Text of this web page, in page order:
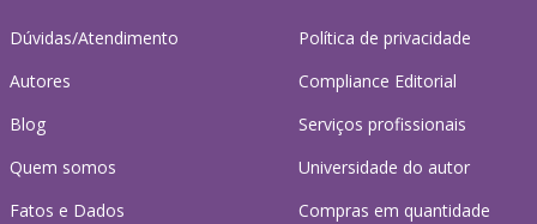
Dúvidas/Atendimento
Autores
Blog
Quem somos
Fatos e Dados
Política de privacidade
Compliance Editorial
Serviços profissionais
Universidade do autor
Compras em quantidade